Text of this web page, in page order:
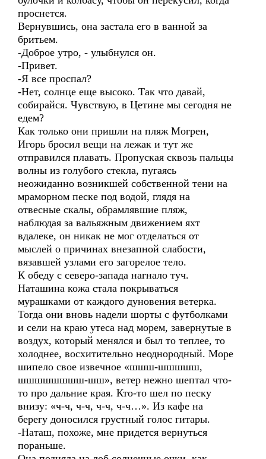
проснется.
Вернувшись, она застала его в ванной за
бритьем.
-Доброе утро, - улыбнулся он.
-Привет.
-Я все проспал?
-Нет, солнце еще высоко. Так что давай,
собирайся. Чувствую, в Цетине мы сегодня не
едем?
Как только они пришли на пляж Могрен,
Игорь бросил вещи на лежак и тут же
отправился плавать. Пропуская сквозь пальцы
волны из голубого стекла, пугаясь
неожиданно возникшей собственной тени на
мраморном песке под водой, глядя на
отвесные скалы, обрамлявшие пляж,
наблюдая за вальяжным движением яхт
вдалеке, он никак не мог отделаться от
мыслей о причинах внезапной слабости,
вязавшей узлами его загорелое тело.
К обеду с северо-запада нагнало туч.
Наташина кожа стала покрываться
мурашками от каждого дуновения ветерка.
Тогда они вновь надели шорты с футболками
и сели на краю утеса над морем, завернутые в
воздух, который менялся и был то теплее, то
холоднее, восхитительно неоднородный. Море
шипело свое извечное «шшш-шшшшш,
шшшшшшшш-шш», ветер нежно шептал что-
то про дальние края. Кто-то шел по песку
внизу: «ч-ч, ч-ч, ч-ч, ч-ч…». Из кафе на
берегу доносился грустный голос гитары.
-Наташ, похоже, мне придется вернуться
пораньше.